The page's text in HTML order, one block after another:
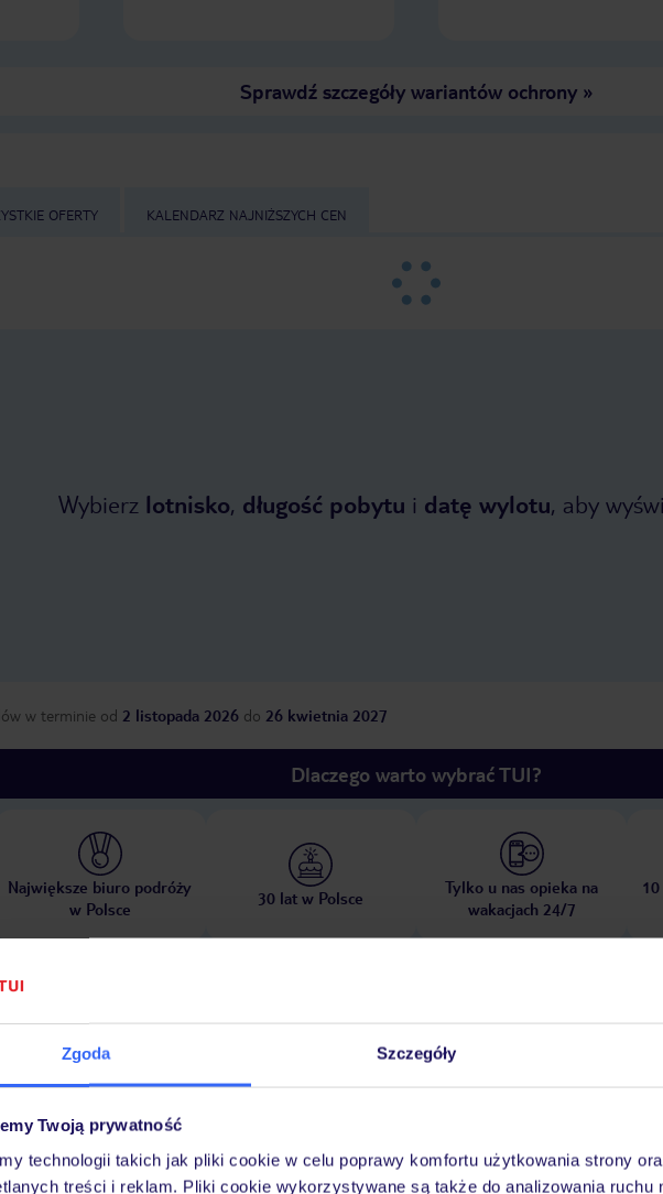
Zgoda Szczegóły
Twoją prywatność
technologii takich jak pliki cookie w celu poprawy komfortu użytkowania strony
treści i reklam. Pliki cookie wykorzystywane są także do analizowania ruchu
Sprawdź szczegóły wariantów ochrony»
OFERTY KALENDARZ NAJNIŻSZYCH CEN
Wybierz lotnisko, długość pobytu i datę wylotu, aby
w terminie od 2 listopada 2026 do 26 kwietnia 2027
Dlaczego warto wybrać TUI?
Największe biuro podróży
w Polsce
30 lat w Polsce
Tylko u nas opieka na
wakacjach 24/7
Opinie Pokoje Wyżywienie Atrakcje
dyskoteka lub klub nocny